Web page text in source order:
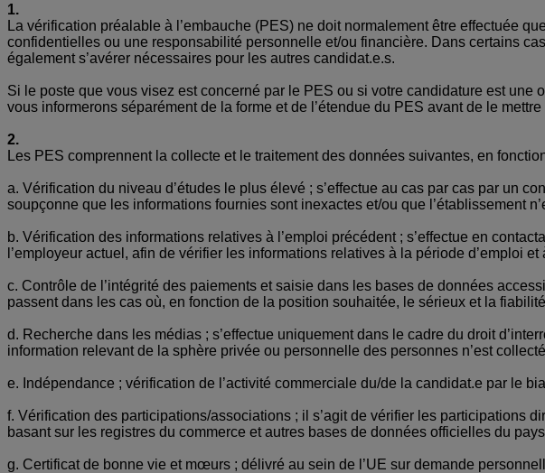
1.
La vérification préalable à l’embauche (PES) ne doit normalement être effectuée
confidentielles ou une responsabilité personnelle et/ou financière. Dans certains
également s’avérer nécessaires pour les autres candidat.e.s.
Si le poste que vous visez est concerné par le PES ou si votre candidature est
vous informerons séparément de la forme et de l’étendue du PES avant de le
2.
Les PES comprennent la collecte et le traitement des données suivantes, en
a. Vérification du niveau d’études le plus élevé ; s’effectue au cas par cas par un
soupçonne que les informations fournies sont inexactes et/ou que l’établissement
b. Vérification des informations relatives à l’emploi précédent ; s’effectue en
l’employeur actuel, afin de vérifier les informations relatives à la période d’emploi et
c. Contrôle de l’intégrité des paiements et saisie dans les bases de données
passent dans les cas où, en fonction de la position souhaitée, le sérieux et la
d. Recherche dans les médias ; s’effectue uniquement dans le cadre du droit
information relevant de la sphère privée ou personnelle des personnes n’est
e. Indépendance ; vérification de l’activité commerciale du/de la candidat.e par le
f. Vérification des participations/associations ; il s’agit de vérifier les participations
basant sur les registres du commerce et autres bases de données officielles du
g. Certificat de bonne vie et mœurs ; délivré au sein de l’UE sur demande